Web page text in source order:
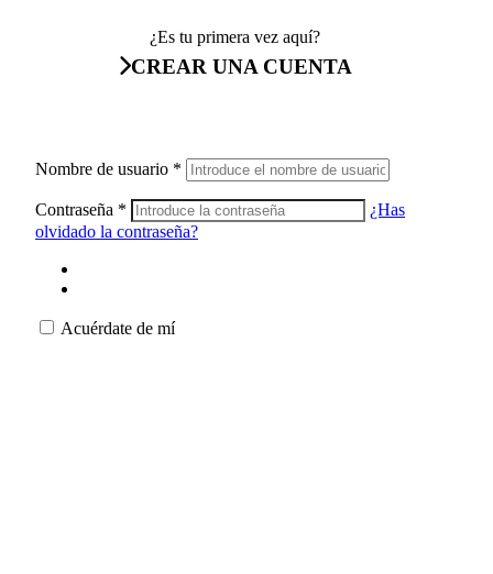
¿Es tu primera vez aquí?
CREAR UNA CUENTA
Nombre de usuario *
Contraseña *
¿Has
olvidado la contraseña?
Acuérdate de mí